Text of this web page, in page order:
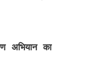
अभियान का